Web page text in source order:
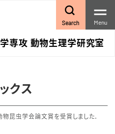
専攻 動物生理学研究室
Search Menu
クス
昆虫学会論文賞を受賞しました．